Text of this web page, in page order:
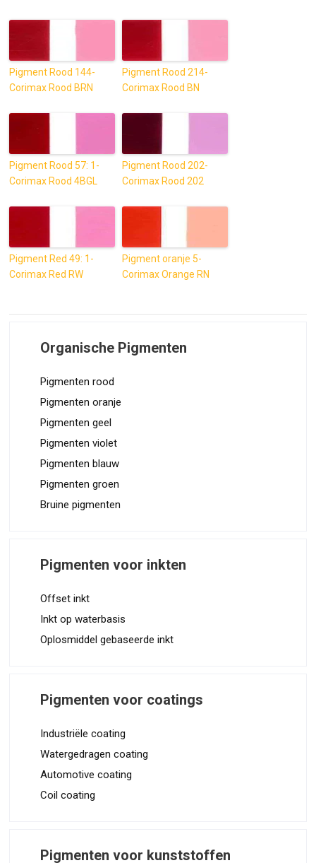
Pigment Rood 144-
Corimax Rood BRN
Pigment Rood 214-
Corimax Rood BN
Pigment Rood 57: 1-
Corimax Rood 4BGL
Pigment Rood 202-
Corimax Rood 202
Pigment Red 49: 1-
Corimax Red RW
Pigment oranje 5-
Corimax Orange RN
Organische Pigmenten
Pigmenten rood
Pigmenten oranje
Pigmenten geel
Pigmenten violet
Pigmenten blauw
Pigmenten groen
Bruine pigmenten
Pigmenten voor inkten
Offset inkt
Inkt op waterbasis
Oplosmiddel gebaseerde inkt
Pigmenten voor coatings
Industriële coating
Watergedragen coating
Automotive coating
Coil coating
Pigmenten voor kunststoffen